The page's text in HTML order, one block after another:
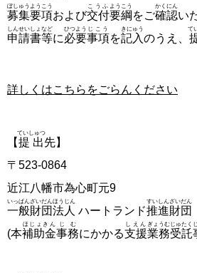
募集要項
ぼしゅうようこう
および交付
こうふ
要綱
ようこう
をご確認
かくにん
い
申請書
しんせいしょ
等
など
に必要
ひつよう
事項
じこう
を記入
きにゅう
のうえ、
て
詳しくはこちらをごらんください
【提出
ていしゅつ
先】
〒523-0864
近江八幡市為心町元9
一般
いっぱん
財団
ざいだん
法人
ほうじん
ハートランド推進
すいしん
財団
ざいだん
(本補助金
ほじょきん
事務
じむ
にかかる支援
しえん
業務
ぎょうむ
受託
じゅたく